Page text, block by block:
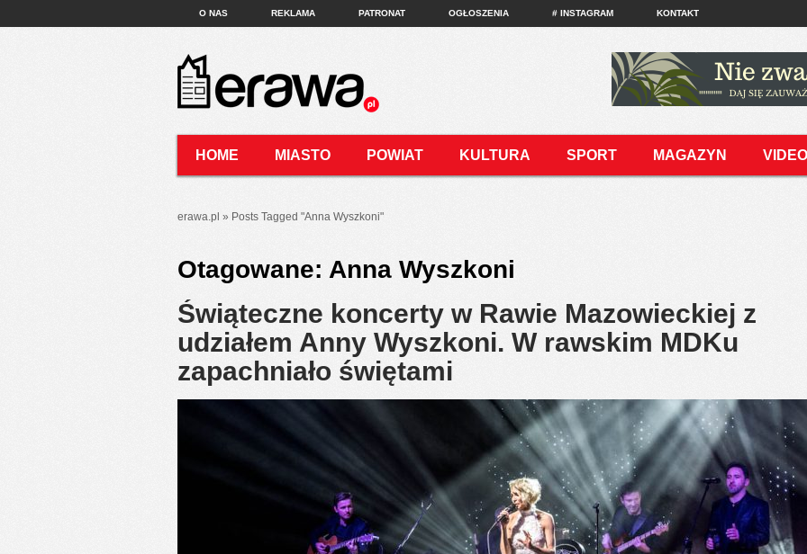
O NAS REKLAMA PATRONAT OGŁOSZENIA # INSTAGRAM KONTAKT
HOME MIASTO POWIAT KULTURA SPORT MAGAZYN VIDEO
erawa.pl » Posts Tagged "Anna Wyszkoni"
Otagowane: Anna Wyszkoni
Świąteczne koncerty w Rawie Mazowieckiej z
udziałem Anny Wyszkoni. W rawskim MDKu
zapachniało świętami